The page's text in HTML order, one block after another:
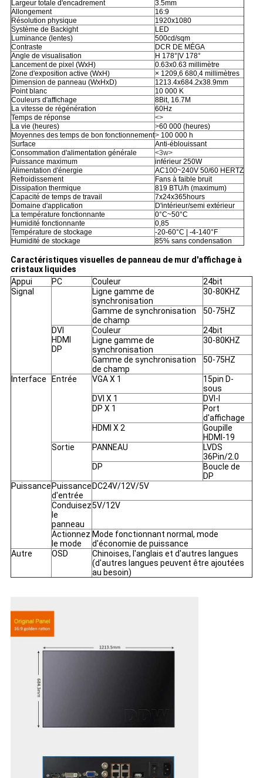
Largeur totale d'encadrement
3.5mm
Allongement
16:9
Résolution physique
1920x1080
Système de Backight
LED
Luminance (lentes)
500cd/sqm
Contraste
DCR DE MÉGA
Angle de visualisation
H 178°|V 178°
Lancement de pixel (WxH)
0.63x0.63 millimètre
Zone d'exposition active (WxH)
× 1209,6 680,4 millimètres
Dimension de panneau (WxHxD)
1213.4x684.2x38.9mm
Point blanc
10 000 K
Couleurs d'affichage
8Bit, 16.7M
La vitesse de régénération
60Hz
Temps de réponse
<>
La vie (heures)
>60 000 (heures)
Moyennes des temps de bon fonctionnement> 100 000 h
Surface
Anti-éblouissant
Consommation d'alimentation générale
<3w>
Puissance maximum
inférieur 250W
Alimentation d'énergie
AC100~240V 50/60 HERTZ
Refroidissement
Fans à faible bruit
Dissipation thermique
819 BTU/h (maximum)
Capacité de temps de travail
7x24x365hours
Domaine d'application
D'intérieur/semi extérieur
La température fonctionnante
0°C~50°C
Humidité fonctionnante
0,85
Température de stockage
-20-60°C | -4-140°F
Humidité de stockage
85% sans condensation
Caractéristiques visuelles de panneau de mur d'affichage à
cristaux liquides
Appui
PC Couleur
24bit
Signal
Ligne gamme de
synchronisation
30-80KHZ
Gamme de synchronisation
de champ
50-75HZ
DVI
HDMI
DP
Couleur
24bit
Ligne gamme de
synchronisation
30-80KHZ
Gamme de synchronisation
de champ
50-75HZ
Interface Entrée VGA X 1
15pin D-
sous
DVI X 1
DVI-I
DP X 1
Port
d'affichage
HDMI X 2
Goupille
HDMI-19
Sortie
PANNEAU
LVDS
36Pin/2.0
DP
Boucle de
DP
Puissance Puissance
d'entrée
DC24V/12V/5V
Conduisez
le
panneau
5V/12V
Actionnez
le mode
Mode fonctionnant normal, mode
d'économie de puissance
Autre
OSD
Chinoises, l'anglais et d'autres langues
(d'autres langues peuvent être ajoutées
au besoin)